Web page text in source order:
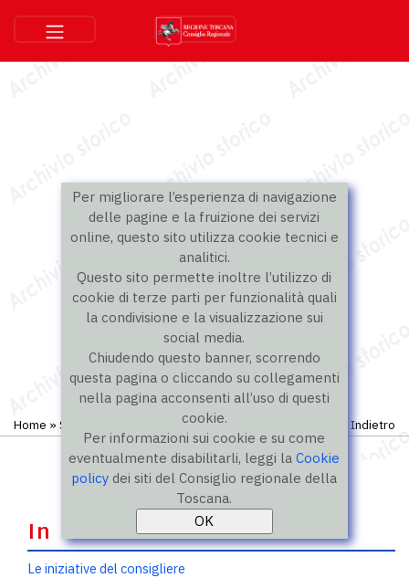
Per migliorare l’esperienza di navigazione
delle pagine e la fruizione dei servizi
online, questo sito utilizza cookie tecnici e
analitici.
Questo sito permette inoltre l’utilizzo di
cookie di terze parti per funzionalità quali
la condivisione e la visualizzazione sui
social media.
Chiudendo questo banner, scorrendo
questa pagina o cliccando su collegamenti
nella pagina acconsenti all’uso di questi
cookie.
Per informazioni sui cookie e su come
eventualmente disabilitarli, leggi laCookie
policy dei siti del Consiglio regionale della
Toscana.
Home » Storico IX legislatura»Consiglieri Indietro
In evidenza
Le iniziative del consigliere